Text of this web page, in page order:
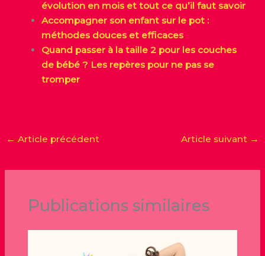
évolution en mois et tout ce qu’il faut savoir
Accompagner son enfant sur le pot :
méthodes douces et efficaces
Quand passer à la taille 2 pour les couches
de bébé ? Les repères pour ne pas se
tromper
← Article précédent Article suivant →
Publications similaires